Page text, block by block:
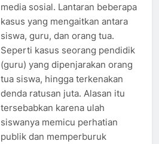
media sosial. Lantaran beberapa
kasus yang mengaitkan antara
siswa, guru, dan orang tua.
Seperti kasus seorang pendidik
(guru) yang dipenjarakan orang
tua siswa, hingga terkenakan
denda ratusan juta. Alasan itu
tersebabkan karena ulah
siswanya memicu perhatian
publik dan memperburuk